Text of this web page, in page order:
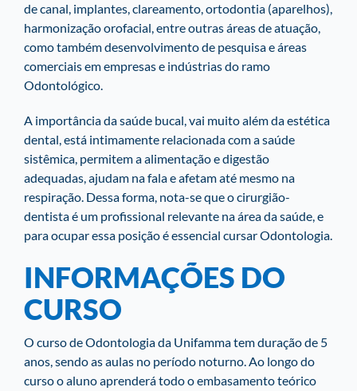
de canal, implantes, clareamento, ortodontia (aparelhos),
harmonização orofacial, entre outras áreas de atuação,
como também desenvolvimento de pesquisa e áreas
comerciais em empresas e indústrias do ramo
Odontológico.
A importância da saúde bucal, vai muito além da estética
dental, está intimamente relacionada com a saúde
sistêmica, permitem a alimentação e digestão
adequadas, ajudam na fala e afetam até mesmo na
respiração. Dessa forma, nota-se que o cirurgião-
dentista é um profissional relevante na área da saúde, e
para ocupar essa posição é essencial cursar Odontologia.
INFORMAÇÕES DO
CURSO
O curso de Odontologia da Unifamma tem duração de 5
anos, sendo as aulas no período noturno. Ao longo do
curso o aluno aprenderá todo o embasamento teórico